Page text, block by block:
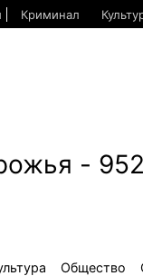
Криминал
- 952
Общество